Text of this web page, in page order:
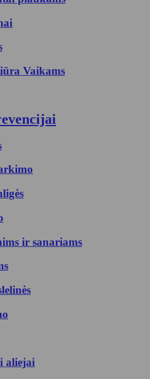
Vaikams
ir sanariams
aliejai